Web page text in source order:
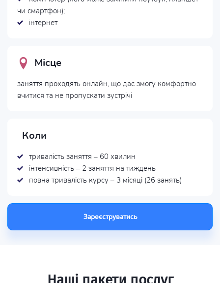
чи смартфон);
інтернет
Місце
заняття проходять онлайн, що дає змогу комфортно
вчитися та не пропускати зустрічі
Коли
тривалість заняття – 60 хвилин
інтенсивність – 2 заняття на тиждень
повна тривалість курсу – 3 місяці (26 занять)
Зареєструватись